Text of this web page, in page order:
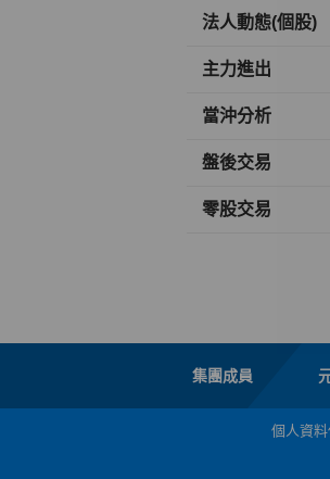
法人動態(個股)
主力進出
當沖分析
盤後交易
零股交易
集團成員
個人資